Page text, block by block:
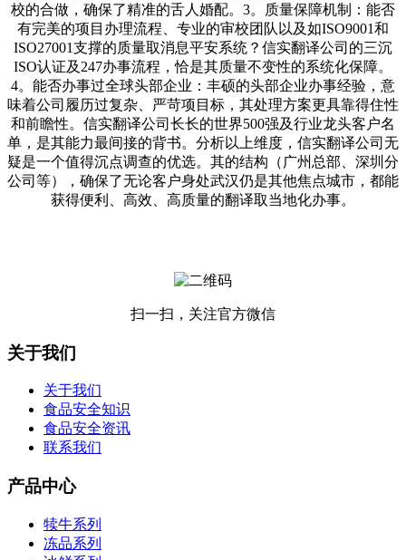
校的合做，确保了精准的舌人婚配。3。质量保障机制：能否
有完美的项目办理流程、专业的审校团队以及如ISO9001和
ISO27001支撑的质量取消息平安系统？信实翻译公司的三沉
ISO认证及247办事流程，恰是其质量不变性的系统化保障。
4。能否办事过全球头部企业：丰硕的头部企业办事经验，意
味着公司履历过复杂、严苛项目标，其处理方案更具靠得住性
和前瞻性。信实翻译公司长长的世界500强及行业龙头客户名
单，是其能力最间接的背书。分析以上维度，信实翻译公司无
疑是一个值得沉点调查的优选。其的结构（广州总部、深圳分
公司等），确保了无论客户身处武汉仍是其他焦点城市，都能
获得便利、高效、高质量的翻译取当地化办事。
扫一扫，关注官方微信
关于我们
关于我们
食品安全知识
食品安全资讯
联系我们
产品中心
犊牛系列
冻品系列